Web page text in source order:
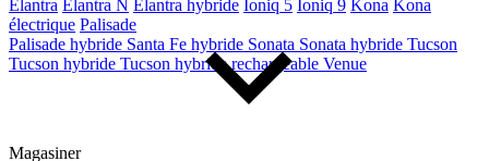
Elantra Elantra N Elantra hybride Ioniq 5 Ioniq 9 Kona Kona
électrique Palisade
Palisade hybride Santa Fe hybride Sonata Sonata hybride Tucson
Tucson hybride Tucson hybride rechargeable Venue
Magasiner